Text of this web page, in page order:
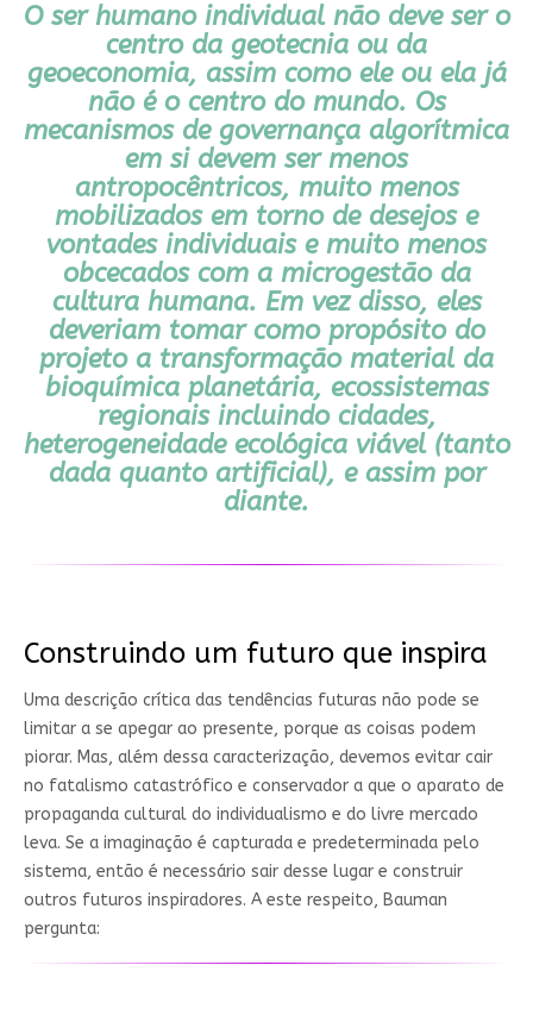
O ser humano individual não deve ser o
centro da geotecnia ou da
geoeconomia, assim como ele ou ela já
não é o centro do mundo. Os
mecanismos de governança algorítmica
em si devem ser menos
antropocêntricos, muito menos
mobilizados em torno de desejos e
vontades individuais e muito menos
obcecados com a microgestão da
cultura humana. Em vez disso, eles
deveriam tomar como propósito do
projeto a transformação material da
bioquímica planetária, ecossistemas
regionais incluindo cidades,
heterogeneidade ecológica viável (tanto
dada quanto artificial), e assim por
diante.
Construindo um futuro que inspira
Uma descrição crítica das tendências futuras não pode se
limitar a se apegar ao presente, porque as coisas podem
piorar. Mas, além dessa caracterização, devemos evitar cair
no fatalismo catastrófico e conservador a que o aparato de
propaganda cultural do individualismo e do livre mercado
leva. Se a imaginação é capturada e predeterminada pelo
sistema, então é necessário sair desse lugar e construir
outros futuros inspiradores. A este respeito, Bauman
pergunta: